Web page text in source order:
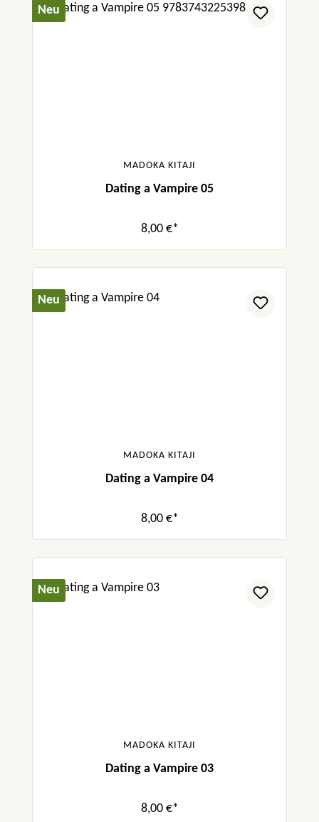
Neu
MADOKA KITAJI
Dating a Vampire 05
8,00 €*
Neu
MADOKA KITAJI
Dating a Vampire 04
8,00 €*
Neu
MADOKA KITAJI
Dating a Vampire 03
8,00 €*